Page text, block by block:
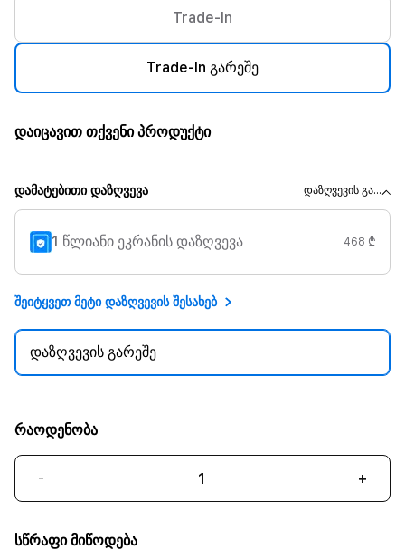
Trade-In
Trade-In გარეშე
დაიცავით თქვენი პროდუქტი
დამატებითი დაზღვევა დაზღვევის გა...
1 წლიანი ეკრანის დაზღვევა 468 ₾
შეიტყვეთ მეტი დაზღვევის შესახებ
დაზღვევის გარეშე
რაოდენობა
- +
სწრაფი მიწოდება